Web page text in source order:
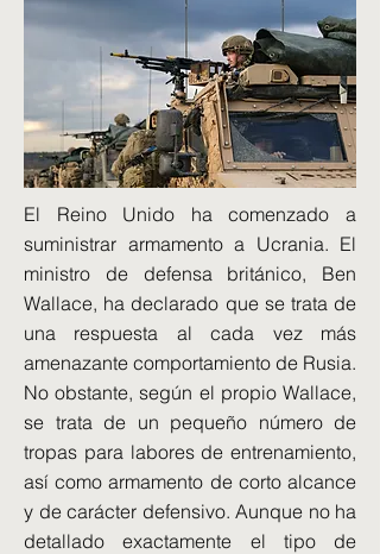
El Reino Unido ha comenzado a
suministrar armamento a Ucrania. El
ministro de defensa británico, Ben
Wallace, ha declarado que se trata de
una respuesta al cada vez más
amenazante comportamiento de Rusia.
No obstante, según el propio Wallace,
se trata de un pequeño número de
tropas para labores de entrenamiento,
así como armamento de corto alcance
y de carácter defensivo. Aunque no ha
detallado exactamente el tipo de